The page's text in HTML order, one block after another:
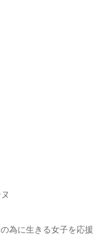
為に生きる女子を応援